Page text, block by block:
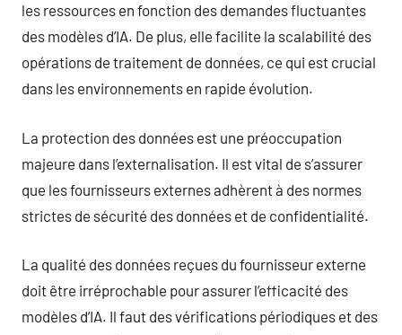
les ressources en fonction des demandes fluctuantes
des modèles d’IA. De plus, elle facilite la scalabilité des
opérations de traitement de données, ce qui est crucial
dans les environnements en rapide évolution.
La protection des données est une préoccupation
majeure dans l’externalisation. Il est vital de s’assurer
que les fournisseurs externes adhèrent à des normes
strictes de sécurité des données et de confidentialité.
La qualité des données reçues du fournisseur externe
doit être irréprochable pour assurer l’efficacité des
modèles d’IA. Il faut des vérifications périodiques et des